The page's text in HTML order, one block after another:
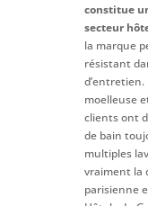
constitue
secteur
la marque
résistant
moelleuse
clients ont
de bain
multiples
vraiment la
parisienne